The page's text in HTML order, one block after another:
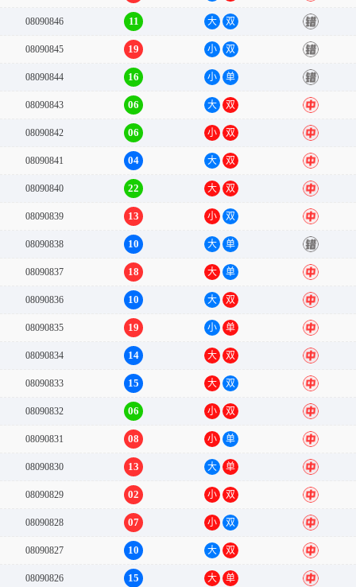
08090846 11 大 双 错
08090845 19 小 双 错
08090844 16 小 单 错
08090843 06 大 双 中
08090842 06 小 双 中
08090841 04 大 双 中
08090840 22 大 双 中
08090839 13 小 双 中
08090838 10 大 单 错
08090837 18 大 单 中
08090836 10 大 双 中
08090835 19 小 单 中
08090834 14 大 双 中
08090833 15 大 双 中
08090832 06 小 双 中
08090831 08 小 单 中
08090830 13 大 单 中
08090829 02 小 双 中
08090828 07 小 双 中
08090827 10 大 双 中
08090826 15 大 单 中